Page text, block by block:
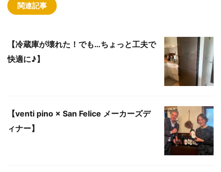
関連記事
【冷蔵庫が壊れた！でも…ちょっと工夫で
快適に♪】
【venti pino × San Felice メーカーズデ
ィナー】